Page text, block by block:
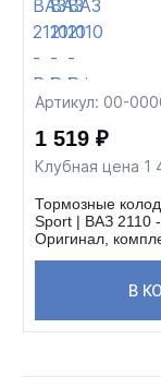
Артикул: 00-
1 519 ₽
Клубная цена 1
Тормозные
Sport | ВАЗ 2110
Оригинал,
В